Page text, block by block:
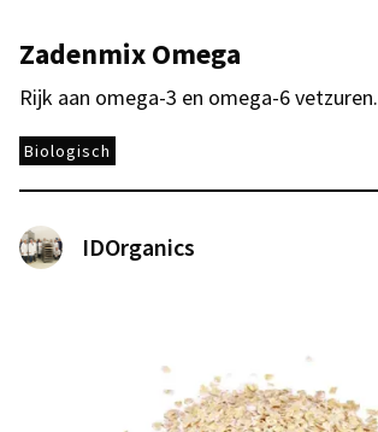
Zadenmix Omega
Rijk aan omega-3 en omega-6 vetzuren.
Biologisch
IDOrganics